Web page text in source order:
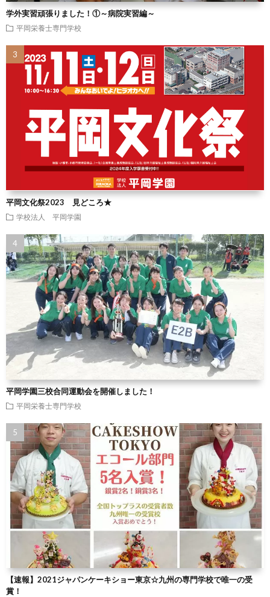
学外実習頑張りました！①～病院実習編～
平岡栄養士専門学校
平岡文化祭2023 見どころ★
学校法人 平岡学園
平岡学園三校合同運動会を開催しました！
平岡栄養士専門学校
【速報】2021ジャパンケーキショー東京☆九州の専門学校で唯一の受
賞！